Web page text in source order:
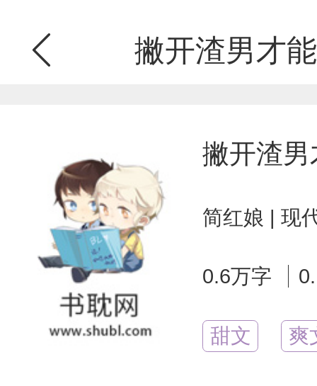
撇开渣男才
撇开渣
简红娘 | 现
0.6万字
甜文 爽